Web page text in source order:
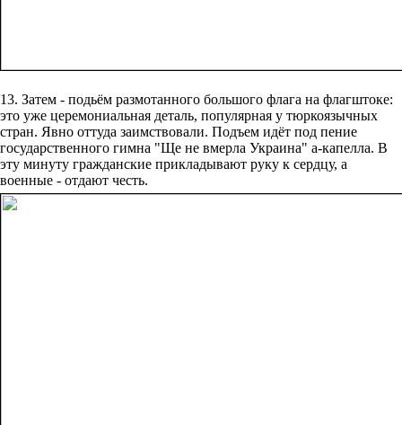
13. Затем - подьём размотанного большого флага на флагштоке:
это уже церемониальная деталь, популярная у тюркоязычных
стран. Явно оттуда заимствовали. Подъем идёт под пение
государственного гимна "Ще не вмерла Украина" а-капелла. В
эту минуту гражданские прикладывают руку к сердцу, а
военные - отдают честь.